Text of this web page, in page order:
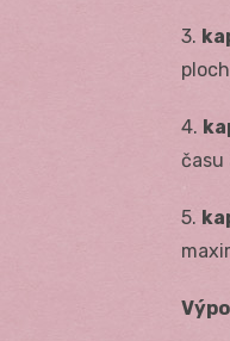
3.
4.
času
5.